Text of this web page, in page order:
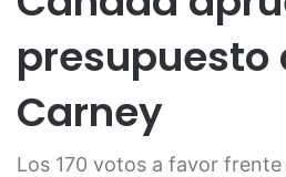
presupuesto
Carney
Los 170 votos a favor